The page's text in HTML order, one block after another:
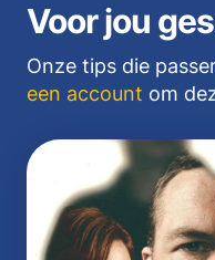
Voor jou
Onze tips die
een account om